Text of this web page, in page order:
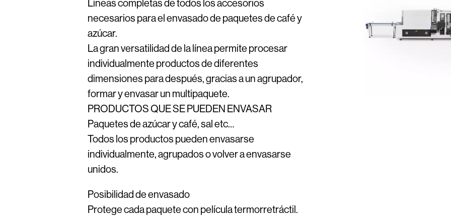
Líneas completas de todos los accesorios
necesarios para el envasado de paquetes de café y
azúcar.
La gran versatilidad de la línea permite procesar
individualmente productos de diferentes
dimensiones para después, gracias a un agrupador,
formar y envasar un multipaquete.
PRODUCTOS QUE SE PUEDEN ENVASAR
Paquetes de azúcar y café, sal etc…
Todos los productos pueden envasarse
individualmente, agrupados o volver a envasarse
unidos.
Posibilidad de envasado
Protege cada paquete con película termorretráctil.